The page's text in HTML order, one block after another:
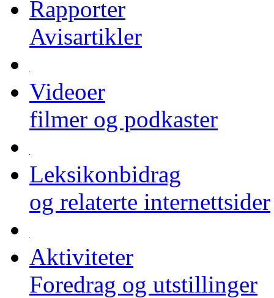
Rapporter
Avisartikler
Videoer
filmer og podkaster
Leksikonbidrag
og relaterte internettsider
Aktiviteter
Foredrag og utstillinger